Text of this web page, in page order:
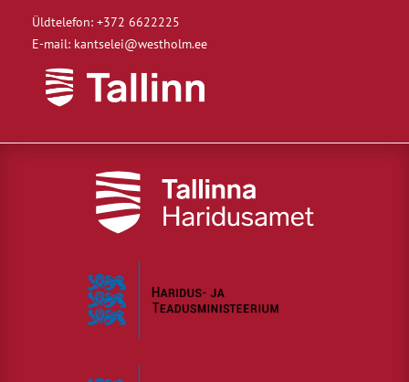
Üldtelefon: +372 6622225
E-mail: kantselei@westholm.ee